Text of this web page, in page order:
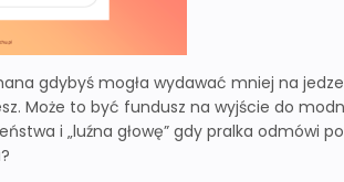
gdybyś mogła wydawać mniej na
Może to być fundusz na wyjście do
i „luźna głowę” gdy pralka odmówi